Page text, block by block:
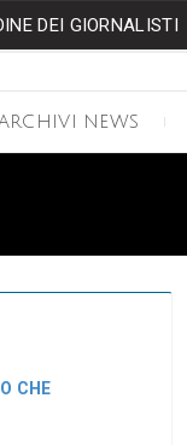
DEI GIORNALISTI
NEWS
CHE